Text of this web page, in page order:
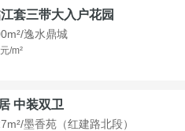
套三带大入户花园
逸水鼎城
/m²
中装双卫
墨香苑（红建路北段）